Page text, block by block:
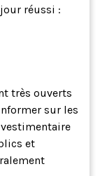
réussi :
très ouverts
sur les
et